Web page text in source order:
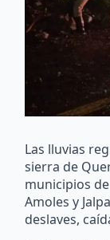
Las lluvias
sierra de
municipios
Amoles y
deslaves,